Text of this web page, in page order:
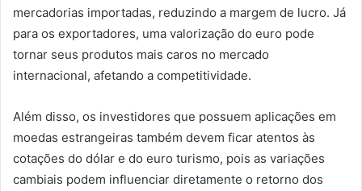
mercadorias importadas, reduzindo a margem de lucro. Já
para os exportadores, uma valorização do euro pode
tornar seus produtos mais caros no mercado
internacional, afetando a competitividade.
Além disso, os investidores que possuem aplicações em
moedas estrangeiras também devem ficar atentos às
cotações do dólar e do euro turismo, pois as variações
cambiais podem influenciar diretamente o retorno dos